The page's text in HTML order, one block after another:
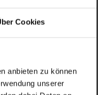
Cookies
anbieten zu können
unserer